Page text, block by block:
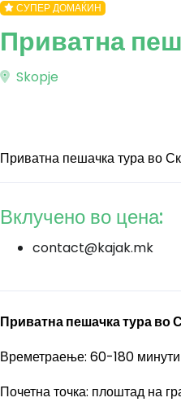
СУПЕР ДОМАЌИН
Приватна
Skopje
Приватна пешачка тура во
Вклучено во цена:
contact@kajak.mk
Приватна пешачка тура во
Времетраење: 60-180 минути
Почетна точка: плоштад на